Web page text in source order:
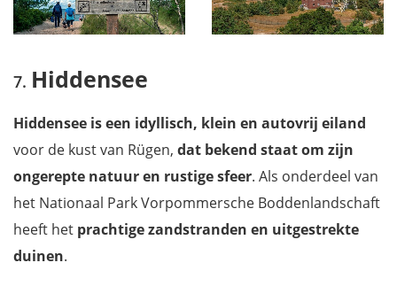
Hiddensee
Hiddensee is een idyllisch, klein en autovrij eiland
voor de kust van Rügen, dat bekend staat om zijn
ongerepte natuur en rustige sfeer. Als onderdeel van
het Nationaal Park Vorpommersche Boddenlandschaft
heeft het prachtige zandstranden en uitgestrekte
duinen.